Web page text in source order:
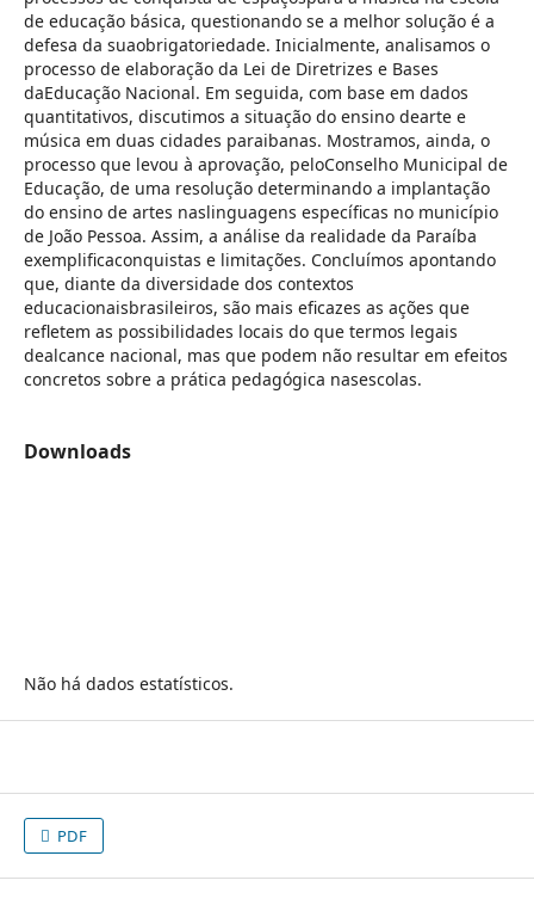
de educação básica, questionando se a melhor solução é a
defesa da suaobrigatoriedade. Inicialmente, analisamos o
processo de elaboração da Lei de Diretrizes e Bases
daEducação Nacional. Em seguida, com base em dados
quantitativos, discutimos a situação do ensino dearte e
música em duas cidades paraibanas. Mostramos, ainda, o
processo que levou à aprovação, peloConselho Municipal de
Educação, de uma resolução determinando a implantação
do ensino de artes naslinguagens específicas no município
de João Pessoa. Assim, a análise da realidade da Paraíba
exemplificaconquistas e limitações. Concluímos apontando
que, diante da diversidade dos contextos
educacionaisbrasileiros, são mais eficazes as ações que
refletem as possibilidades locais do que termos legais
dealcance nacional, mas que podem não resultar em efeitos
concretos sobre a prática pedagógica nasescolas.
Downloads
Não há dados estatísticos.
PDF